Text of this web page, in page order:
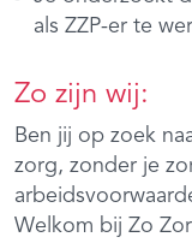
als ZZP-er te
Zo zijn wij:
Ben jij op zoek
zorg, zonder je
Welkom bij Zo